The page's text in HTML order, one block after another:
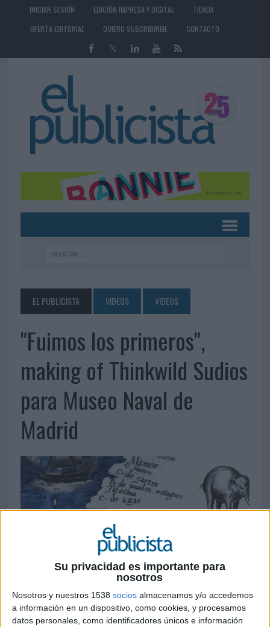
Su privacidad es importante para
nosotros
Nosotros y nuestros 1538 socios almacenamos y/o accedemos
a información en un dispositivo, como cookies, y procesamos
datos personales, como identificadores únicos e información
INICIAR SESIÓN EDICIÓN IMPRESA Y DIGITAL
TIENDA
OFERTA EDITORIAL
QUIERO SUSCRIBIRME CONTACTO
EL PUBLICISTA VIDEOS VIDEOS
"Fuimos los primeros",
making of Thinkwild Sudios
para Museo Naval de
Madrid
Ficha técnica “Fuimos los primeros”